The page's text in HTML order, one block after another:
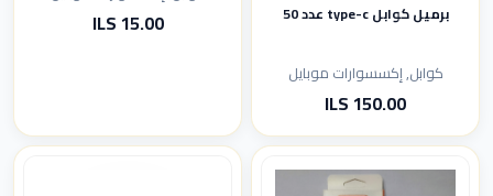
برميل كوابل type-c عدد 50
كوابل, إكسسوارات موبايل
150.00 ILS
15.00 ILS